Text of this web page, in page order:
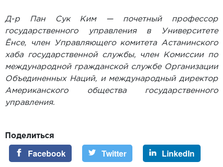
Д-р Пан Сук Ким — почетный профессор
государственного управления в Университете
Ёнсе, член Управляющего комитета Астанинского
хаба государственной службы, член Комиссии по
международной гражданской службе Организации
Объединенных Наций, и международный директор
Американского общества государственного
управления.
Поделиться
Facebook Twitter LinkedIn